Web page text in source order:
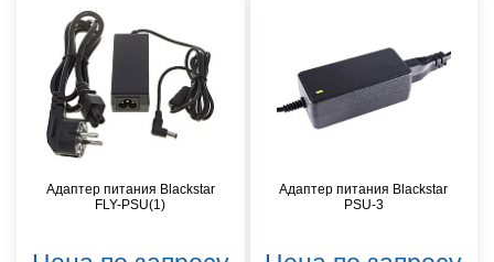
Адаптер питания Blackstar
FLY-PSU(1)
Адаптер питания Blackstar
PSU-3